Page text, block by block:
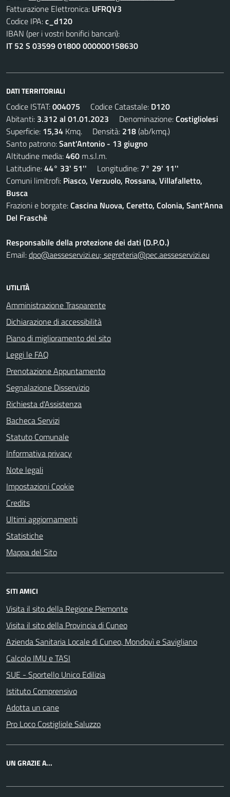
Fatturazione Elettronica: UFRQV3
Codice IPA:c_d120
IBAN (per i vostri bonifici bancari):
IT 52 S 03599 01800 000000158630
DATI TERRITORIALI
Codice ISTAT:004075 Codice Catastale: D120
Abitanti: 3.312 al 01.01.2023 Denominazione:Costigliolesi
Superficie: 15,34 Kmq. Densità: 218(ab/kmq.)
Santo patrono:Sant'Antonio - 13 giugno
Altitudine media:460 m.s.l.m.
Latitudine:44° 33' 51'' Longitudine: 7° 29' 11''
Comuni limitrofi: Piasco, Verzuolo, Rossana, Villafalletto,
Busca
Frazioni e borgate:Cascina Nuova, Ceretto, Colonia, Sant'Anna
Del Fraschè
Responsabile della protezione dei dati (D.P.O.)
Email:dpo@aesseservizi.eu; segreteria@pec.aesseservizi.eu
UTILITÀ
Amministrazione Trasparente
Dichiarazione di accessibilità
Piano di miglioramento del sito
Leggi le FAQ
Prenotazione Appuntamento
Segnalazione Disservizio
Richiesta d'Assistenza
Bacheca Servizi
Statuto Comunale
Informativa privacy
Note legali
Impostazioni Cookie
Credits
Ultimi aggiornamenti
Statistiche
Mappa del Sito
SITI AMICI
Visita il sito della Regione Piemonte
Visita il sito della Provincia di Cuneo
Azienda Sanitaria Locale di Cuneo, Mondovì e Savigliano
Calcolo IMU e TASI
SUE - Sportello Unico Edilizia
Istituto Comprensivo
Adotta un cane
Pro Loco Costigliole Saluzzo
UN GRAZIE A...